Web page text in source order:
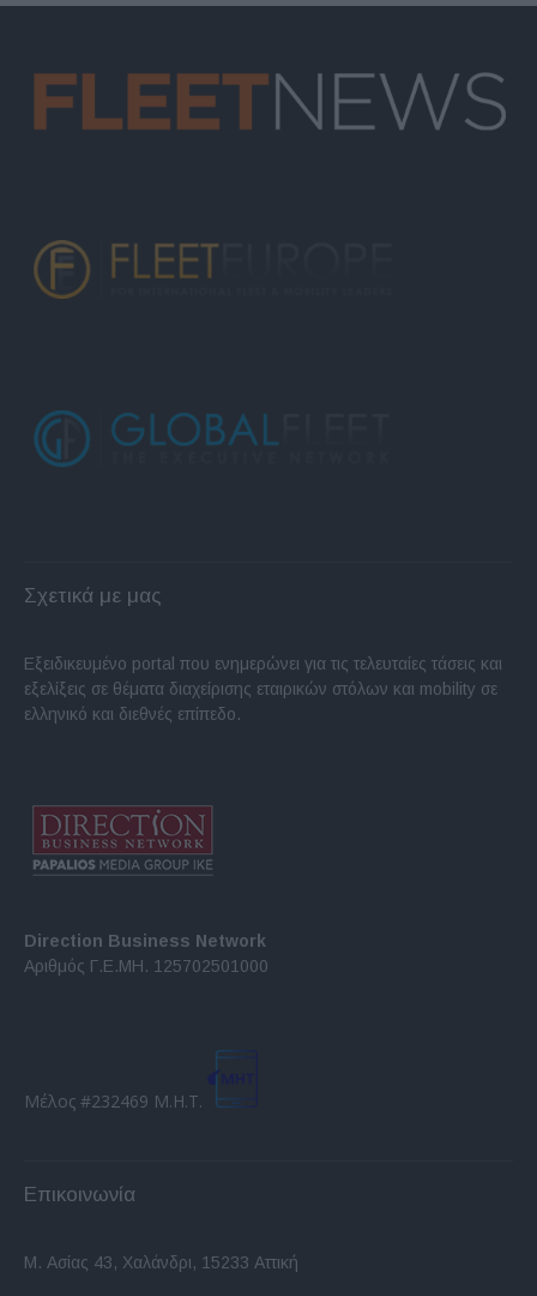
Σχετικά με μας
Εξειδικευμένο portal που ενημερώνει για τις τελευταίες τάσεις και
εξελίξεις σε θέματα διαχείρισης εταιρικών στόλων και mobility σε
ελληνικό και διεθνές επίπεδο.
Direction Business Network
Αριθμός Γ.Ε.ΜΗ. 125702501000
Μέλος #232469 Μ.Η.Τ.
Επικοινωνία
Μ. Ασίας 43, Χαλάνδρι, 15233 Αττική